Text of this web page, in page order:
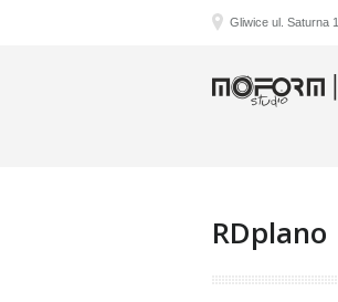
Gliwice ul. Saturna 1
RDplano